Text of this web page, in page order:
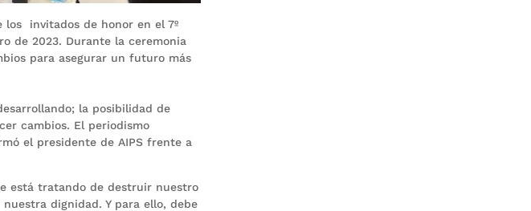
los invitados de honor en el 7º
de 2023. Durante la ceremonia
para asegurar un futuro más
la posibilidad de
cambios. El periodismo
el presidente de AIPS frente a
está tratando de destruir nuestro
dignidad. Y para ello, debe